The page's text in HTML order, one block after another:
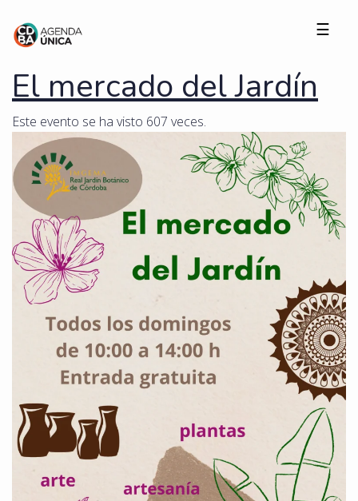
☰
El mercado del Jardín
Este evento se ha visto 607 veces.